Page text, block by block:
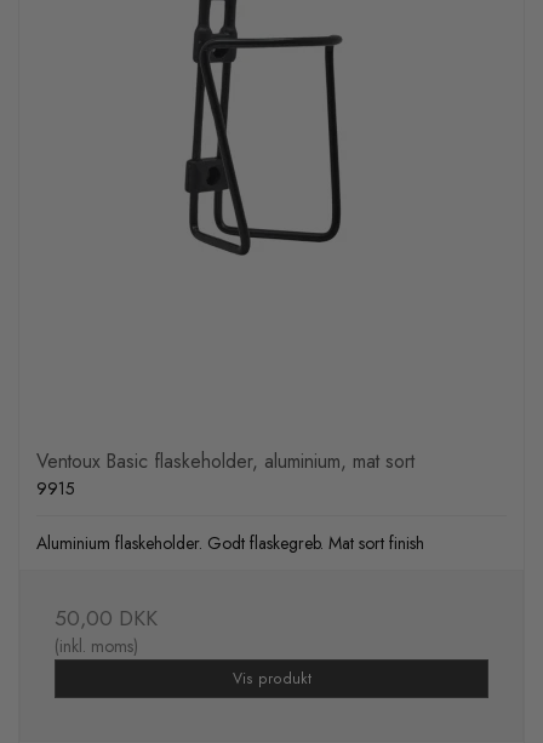
Ventoux Basic flaskeholder, aluminium, mat sort
9915
Aluminium flaskeholder. Godt flaskegreb. Mat sort finish
50,00 DKK
(inkl. moms)
Vis produkt